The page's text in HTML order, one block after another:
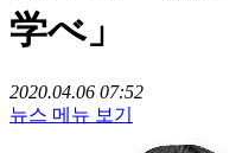
学べ」
2020.04.06 07:52
뉴스 메뉴 보기